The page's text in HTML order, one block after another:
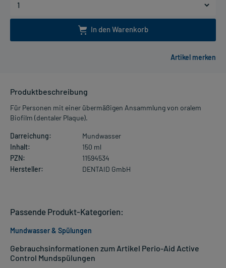
In den Warenkorb
Produktbeschreibung
Für Personen mit einer übermäßigen Ansammlung von oralem
Biofilm (dentaler Plaque).
Darreichung:
Mundwasser
Inhalt:
150 ml
PZN:
11594534
Hersteller:
DENTAID GmbH
Gebrauchsinformationen zum Artikel Perio-Aid Active
Control Mundspülungen
Passende Produkt-Kategorien:
Mundwasser & Spülungen